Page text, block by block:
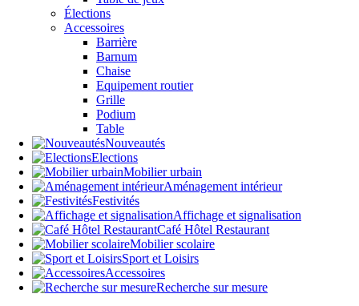
Élections
Accessoires
Barrière
Barnum
Chaise
Equipement routier
Grille
Podium
Table
Nouveautés
Elections
Mobilier urbain
Aménagement intérieur
Festivités
Affichage et signalisation
Café Hôtel Restaurant
Mobilier scolaire
Sport et Loisirs
Accessoires
Recherche sur mesure